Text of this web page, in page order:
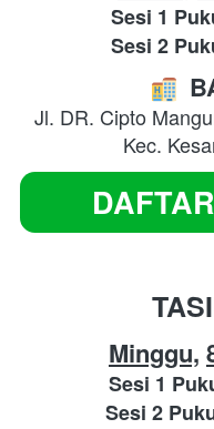
Sesi 1
Sesi 2
Jl. DR. Cipto
Kec.
Minggu,
Sesi 1
Sesi 2